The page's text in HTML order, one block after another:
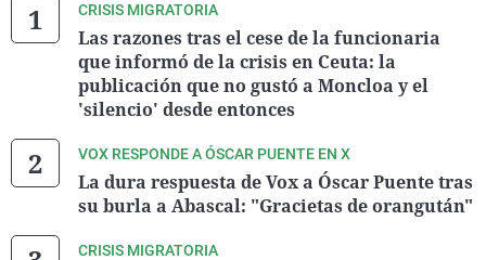
CRISIS MIGRATORIA
Las razones tras el cese de la funcionaria
que informó de la crisis en Ceuta: la
publicación que no gustó a Moncloa y el
'silencio' desde entonces
VOX RESPONDE A ÓSCAR PUENTE EN X
La dura respuesta de Vox a Óscar Puente tras
su burla a Abascal: "Gracietas de orangután"
CRISIS MIGRATORIA